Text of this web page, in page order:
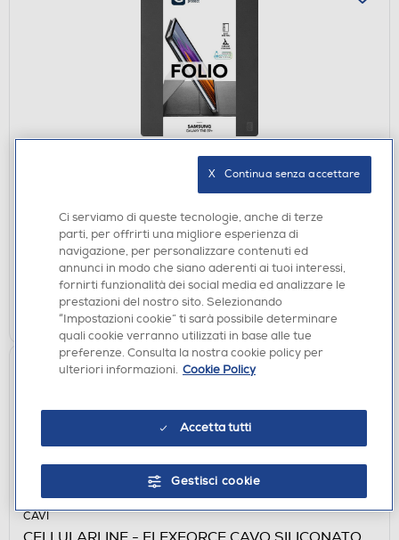
BORSE E CUSTODIE
CELLULARLINE - Custodia 3 Stand
FOLIOGTABS9PL124K Galaxy Tab S9+-Nero
€ 37,90
Acquisto online: disponibile
Ritiro in negozio in 30' gratuito:verifica
AGGIUNGI
CAVI
Ci serviamo di queste tecnologie, anche di terze
parti, per offrirti una migliore esperienza di
navigazione, per personalizzare contenuti ed
annunci in modo che siano aderenti ai tuoi interessi,
fornirti funzionalità dei social media ed analizzare le
prestazioni del nostro sito. Selezionando
“Impostazioni cookie” ti sarà possibile determinare
quali cookie verranno utilizzati in base alle tue
preferenze. Consulta la nostra cookie policy per
ulteriori informazioni. Cookie Policy
Accetta tutti
Gestisci cookie
X   Continua senza accettare